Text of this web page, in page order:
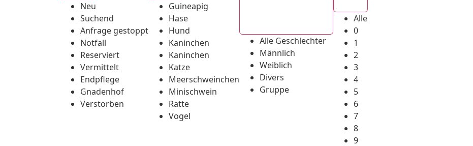
Neu
Suchend
Anfrage gestoppt
Notfall
Reserviert
Vermittelt
Endpflege
Gnadenhof
Verstorben
Guineapig
Hase
Hund
Kaninchen
Kaninchen
Katze
Meerschweinchen
Minischwein
Ratte
Vogel
Alle Geschlechter
Männlich
Weiblich
Divers
Gruppe
Alle
0
1
2
3
4
5
6
7
8
9